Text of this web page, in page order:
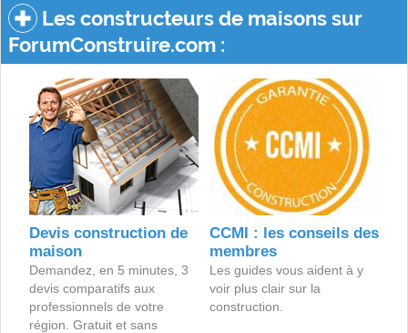
Les constructeurs de maisons sur
ForumConstruire.com :
Devis construction de
maison
Demandez, en 5 minutes, 3
devis comparatifs aux
professionnels de votre
région. Gratuit et sans
CCMI : les conseils des
membres
Les guides vous aident à y
voir plus clair sur la
construction.